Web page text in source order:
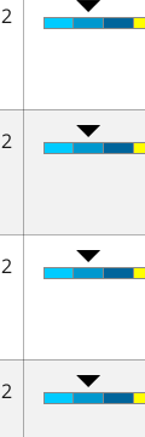
2
2
2
2